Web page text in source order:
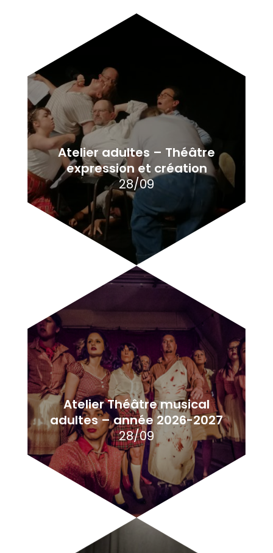
Atelier adultes – Théâtre
expression et création
28/09
Atelier Théâtre musical
adultes – année 2026-2027
28/09